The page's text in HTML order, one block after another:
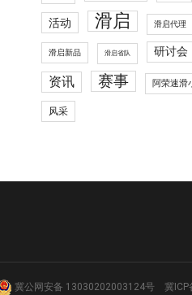
活动 滑启 滑启代理
滑启新品 滑启省队 研讨会
资讯 赛事 阿荣速滑
风采
冀公网安备 13030202003124号 冀